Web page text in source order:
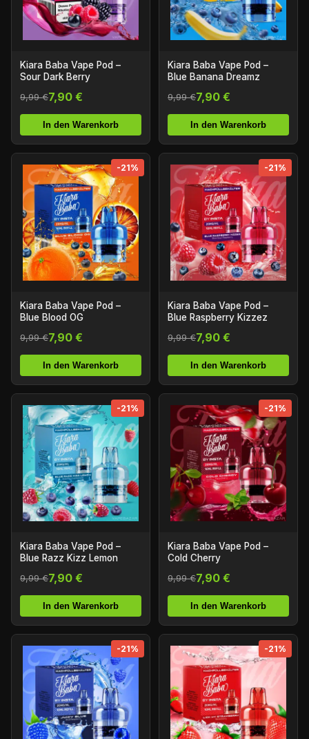
Kiara Baba Vape Pod –
Sour Dark Berry
9,99 €7,90 €
In den Warenkorb
Kiara Baba Vape Pod –
Blue Banana Dreamz
9,99 €7,90 €
In den Warenkorb
-21%
Kiara Baba Vape Pod –
Blue Blood OG
9,99 €7,90 €
In den Warenkorb
-21%
Kiara Baba Vape Pod –
Blue Raspberry Kizzez
9,99 €7,90 €
In den Warenkorb
-21%
Kiara Baba Vape Pod –
Blue Razz Kizz Lemon
9,99 €7,90 €
In den Warenkorb
-21%
Kiara Baba Vape Pod –
Cold Cherry
9,99 €7,90 €
In den Warenkorb
-21% -21%